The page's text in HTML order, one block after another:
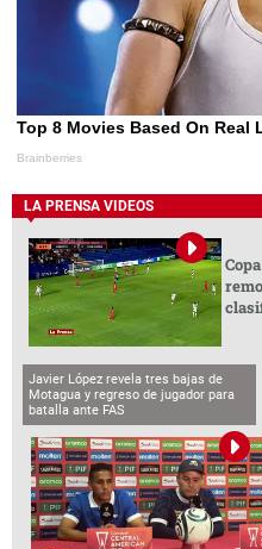
LA PRENSA VIDEOS
Javier López revela tres bajas de
Motagua y regreso de jugador para
batalla ante FAS